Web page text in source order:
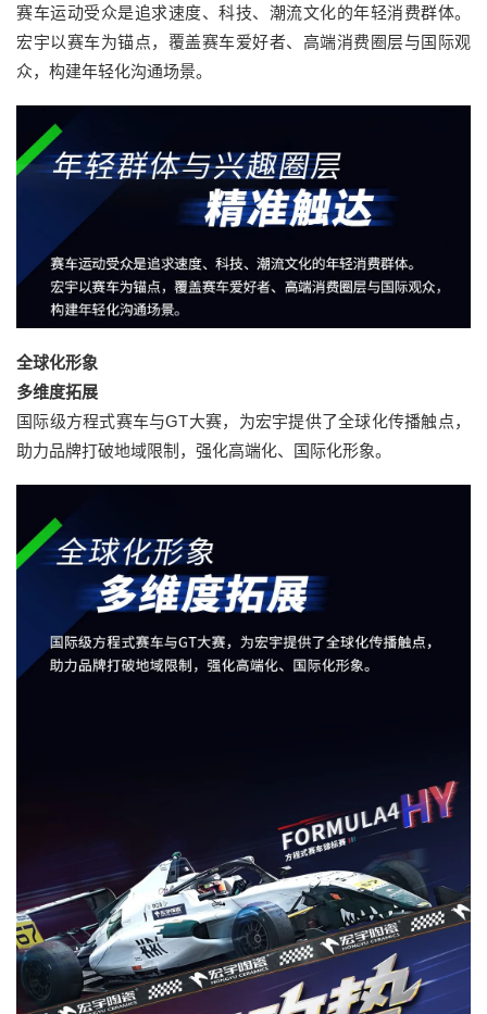
赛车运动受众是追求速度、科技、潮流文化的年轻消费群体。
宏宇以赛车为锚点，覆盖赛车爱好者、高端消费圈层与国际观
众，构建年轻化沟通场景。
全球化形象
多维度拓展
国际级方程式赛车与GT大赛，为宏宇提供了全球化传播触点，
助力品牌打破地域限制，强化高端化、国际化形象。